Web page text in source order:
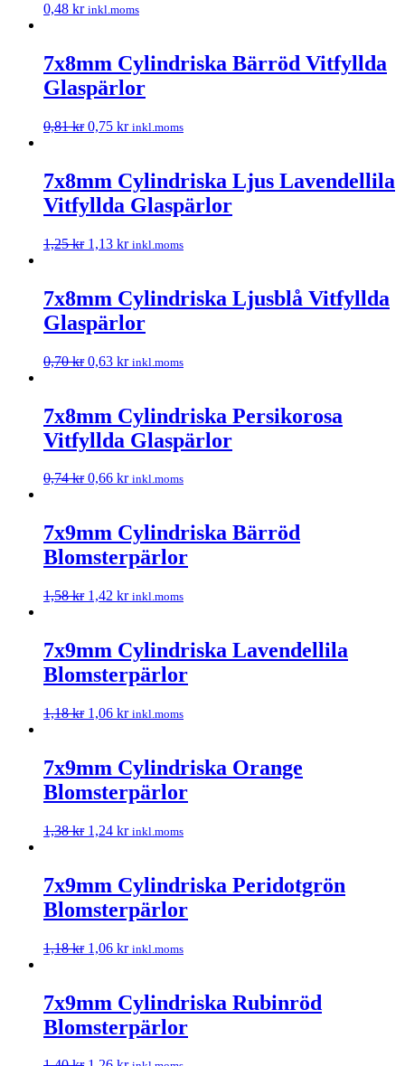
0,48 kr inkl.moms
7x8mm Cylindriska Bärröd Vitfyllda
Glaspärlor
0,81kr 0,75 kr inkl.moms
7x8mm Cylindriska Ljus Lavendellila
Vitfyllda Glaspärlor
1,25kr 1,13 kr inkl.moms
7x8mm Cylindriska Ljusblå Vitfyllda
Glaspärlor
0,70kr 0,63 kr inkl.moms
7x8mm Cylindriska Persikorosa
Vitfyllda Glaspärlor
0,74kr 0,66 kr inkl.moms
7x9mm Cylindriska Bärröd
Blomsterpärlor
1,58kr 1,42 kr inkl.moms
7x9mm Cylindriska Lavendellila
Blomsterpärlor
1,18kr 1,06 kr inkl.moms
7x9mm Cylindriska Orange
Blomsterpärlor
1,38kr 1,24 kr inkl.moms
7x9mm Cylindriska Peridotgrön
Blomsterpärlor
1,18kr 1,06 kr inkl.moms
7x9mm Cylindriska Rubinröd
Blomsterpärlor